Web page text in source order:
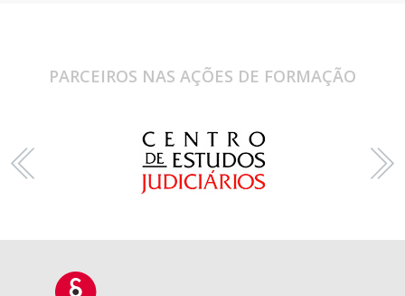
PARCEIROS NAS AÇÕES DE FORMAÇÃO